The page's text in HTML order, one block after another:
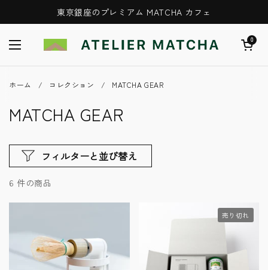
コンテンツへスキップ東京銀座のプレミアム MATCHA カフェ
メニューを開く
カートを開
0
ホーム / コレクション / MATCHA GEAR
MATCHA GEAR
6 件の商品
フィルターと並び替え
売り切れ